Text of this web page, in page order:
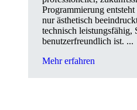
Programmierung
nur ästhetisch
technisch leistungsfähig,
benutzerfreundlich ist. ...
Mehr erfahren